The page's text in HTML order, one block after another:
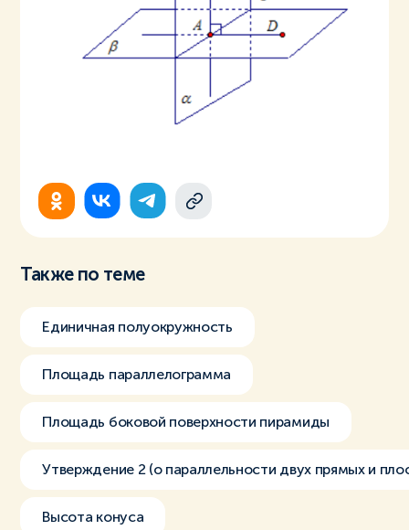
Также по теме
Единичная полуокружность
Площадь параллелограмма
Площадь боковой поверхности пирамиды
Утверждение 2 (о параллельности двух прямых и
Высота конуса